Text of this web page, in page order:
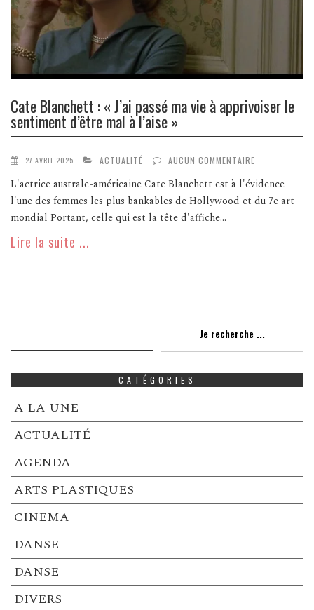
Cate Blanchett : « J’ai passé ma vie à apprivoiser le
sentiment d’être mal à l’aise »
27 AVRIL 2025 ACTUALITÉ AUCUN COMMENTAIRE
L'actrice australe-américaine Cate Blanchett est à l'évidence
l'une des femmes les plus bankables de Hollywood et du 7e art
mondial Portant, celle qui est la tête d'affiche...
Lire la suite ...
Je recherche ...
CATÉGORIES
A LA UNE
ACTUALITÉ
AGENDA
ARTS PLASTIQUES
CINEMA
DANSE
DANSE
DIVERS